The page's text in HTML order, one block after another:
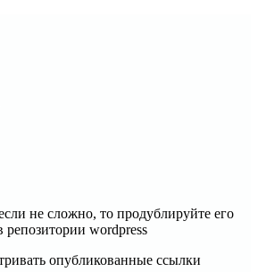
не сложно, то продублируйте его
репозитории wordpress
опубликованные ссылки